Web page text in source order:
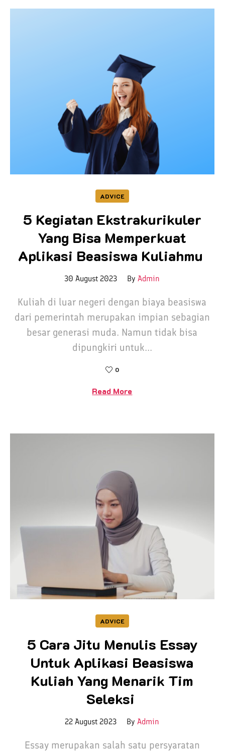
ADVICE
5 Kegiatan Ekstrakurikuler
Yang Bisa Memperkuat
Aplikasi Beasiswa Kuliahmu
30 August 2023 ByAdmin
Kuliah di luar negeri dengan biaya beasiswa
dari pemerintah merupakan impian sebagian
besar generasi muda. Namun tidak bisa
dipungkiri untuk...
0
Read More
ADVICE
5 Cara Jitu Menulis Essay
Untuk Aplikasi Beasiswa
Kuliah Yang Menarik Tim
Seleksi
22 August 2023 ByAdmin
Essay merupakan salah satu persyaratan